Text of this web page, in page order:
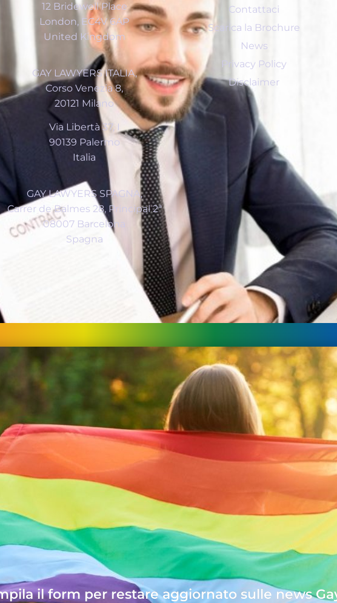
12 Bridewell Place
London, EC4V 6AP
United Kingdom
GAY LAWYERS ITALIA,
Corso Venezia 8,
20121 Milano
Via Libertà 37, I
90139 Palermo
Italia
GAY LAWYERS SPAGNA,
Carrer de Balmes 28, Principal 2ª
08007 Barcelona
Spagna
Contattaci
Scarica la Brochure
News
Privacy Policy
Disclaimer
il form per restare aggiornato sulle news